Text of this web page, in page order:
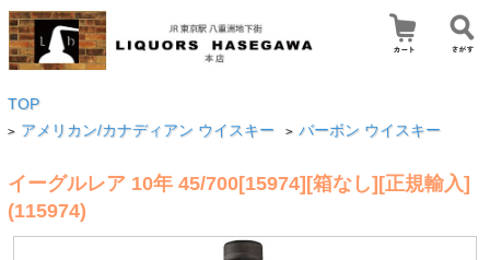
TOP
> アメリカン/カナディアン ウイスキー > バーボン ウイスキー
イーグルレア 10年 45/700[15974][箱なし][正規輸入]
(115974)